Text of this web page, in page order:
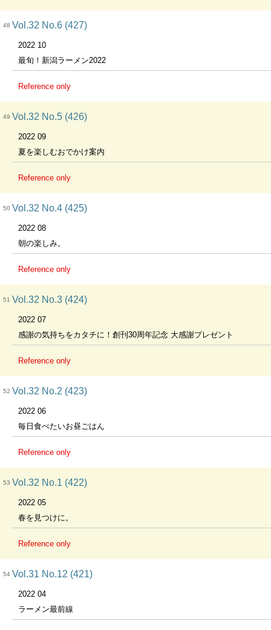
48 Vol.32 No.6 (427)
2022 10
最旬！新潟ラーメン2022
Reference only
49 Vol.32 No.5 (426)
2022 09
夏を楽しむおでかけ案内
Reference only
50 Vol.32 No.4 (425)
2022 08
朝の楽しみ。
Reference only
51 Vol.32 No.3 (424)
2022 07
感謝の気持ちをカタチに！創刊30周年記念 大感謝プレゼント
Reference only
52 Vol.32 No.2 (423)
2022 06
毎日食べたいお昼ごはん
Reference only
53 Vol.32 No.1 (422)
2022 05
春を見つけに。
Reference only
54 Vol.31 No.12 (421)
2022 04
ラーメン最前線